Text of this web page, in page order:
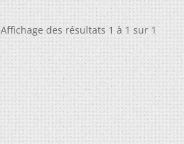
Affichage des résultats 1 à 1 sur 1